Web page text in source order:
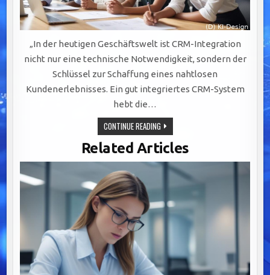
„In der heutigen Geschäftswelt ist CRM-Integration
nicht nur eine technische Notwendigkeit, sondern der
Schlüssel zur Schaffung eines nahtlosen
Kundenerlebnisses. Ein gut integriertes CRM-System
hebt die…
CONTINUE READINGOPTIMALE
CRM-
INTEGRATION:
SCHLÜSSEL
FÜR
NAHTLOSE
KUNDENERLEBNISSE
NACHHALTIGES
Related Articles